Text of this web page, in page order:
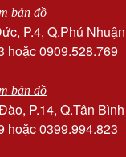
bản đồ
P.4, Q.Phú Nhuận
hoặc 0909.528.769
bản đồ
P.14, Q.Tân Bình
hoặc 0399.994.823